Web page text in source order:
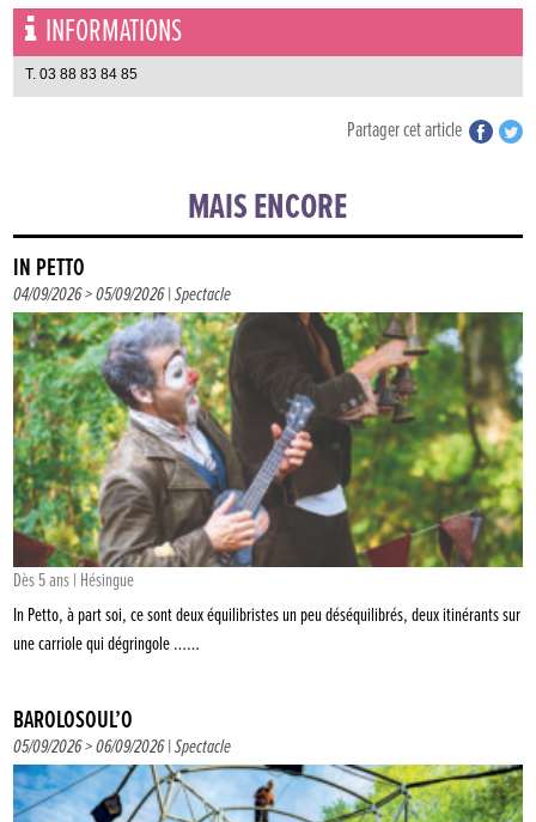
INFORMATIONS
T. 03 88 83 84 85
Partager cet article
MAIS ENCORE
IN PETTO
04/09/2026 > 05/09/2026 |Spectacle
Dès 5 ans | Hésingue
In Petto, à part soi, ce sont deux équilibristes un peu déséquilibrés, deux itinérants sur
une carriole qui dégringole ……
BAROLOSOUL’O
05/09/2026 > 06/09/2026 |Spectacle